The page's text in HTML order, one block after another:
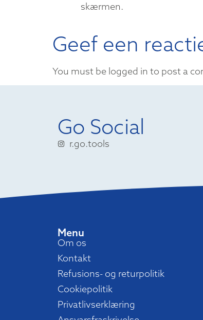
skærmen.
Geef een
You must be logged in to post a
Go Social
r.go.tools
Menu
Om os
Kontakt
Refusions- og returpolitik
Cookiepolitik
Privatlivserklæring